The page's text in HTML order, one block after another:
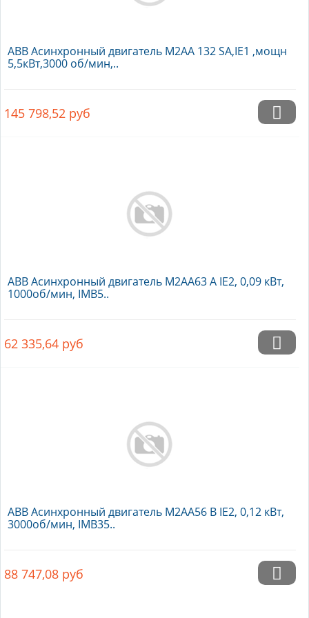
ABB Асинхронный двигатель M2AA 132 SA,IE1 ,мощн
5,5кВт,3000 об/мин,..
145 798,52 руб
ABB Асинхронный двигатель M2AA63 A IE2, 0,09 кВт,
1000об/мин, IMB5..
62 335,64 руб
ABB Асинхронный двигатель M2AA56 B IE2, 0,12 кВт,
3000об/мин, IMB35..
88 747,08 руб